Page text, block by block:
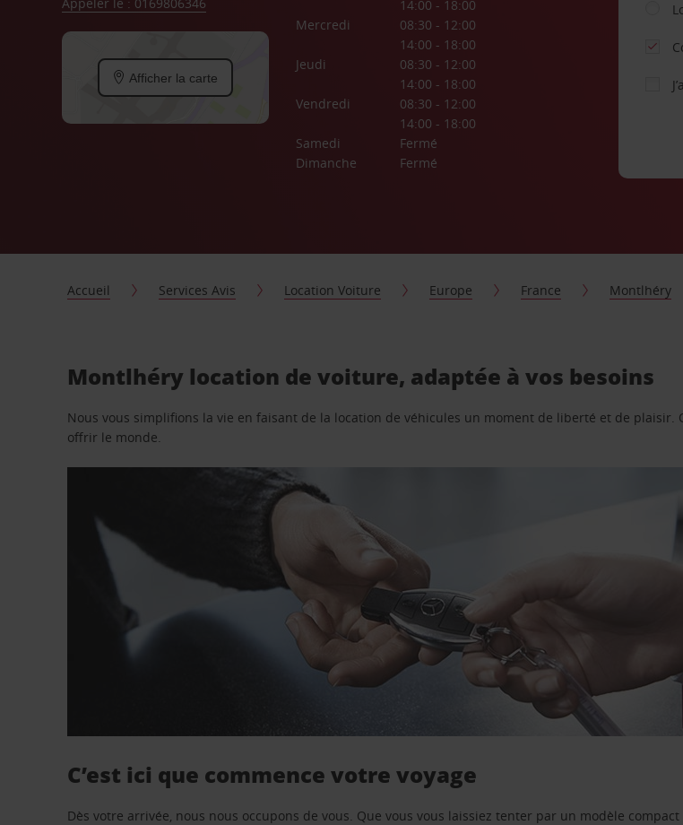
Afficher la carte
14:00 - 18:00
Mercredi
08:30 - 12:00
14:00 - 18:00
Jeudi
08:30 - 12:00
14:00 - 18:00
Vendredi
08:30 - 12:00
14:00 - 18:00
Samedi
Fermé
Dimanche
Fermé
Accueil Services Avis Location Voiture Europe France Montlhéry
Montlhéry location de voiture, adaptée à vos besoins
Nous vous simplifions la vie en faisant de la location de véhicules un moment de liberté et de
offrir le monde.
C’est ici que commence votre voyage
Dès votre arrivée, nous nous occupons de vous. Que vous vous laissiez tenter par un modèle